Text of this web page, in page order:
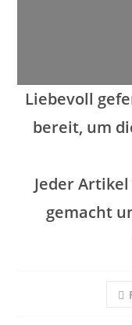
Liebevoll
bereit, um
Jeder
gemacht